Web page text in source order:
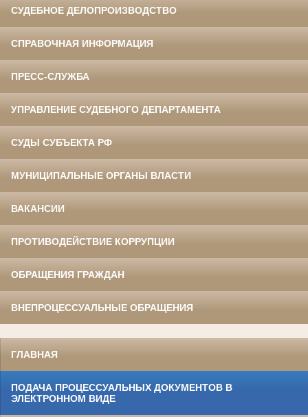
СУДЕБНОЕ ДЕЛОПРОИЗВОДСТВО
СПРАВОЧНАЯ ИНФОРМАЦИЯ
ПРЕСС-СЛУЖБА
УПРАВЛЕНИЕ СУДЕБНОГО ДЕПАРТАМЕНТА
СУДЫ СУБЪЕКТА РФ
МУНИЦИПАЛЬНЫЕ ОРГАНЫ ВЛАСТИ
ВАКАНСИИ
ПРОТИВОДЕЙСТВИЕ КОРРУПЦИИ
ОБРАЩЕНИЯ ГРАЖДАН
ВНЕПРОЦЕССУАЛЬНЫЕ ОБРАЩЕНИЯ
ГЛАВНАЯ
ПОДАЧА ПРОЦЕССУАЛЬНЫХ ДОКУМЕНТОВ В
ЭЛЕКТРОННОМ ВИДЕ